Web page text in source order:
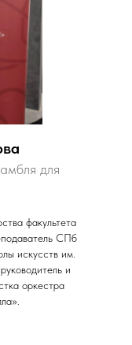
для
факультета
СПб
искусств им.
и
оркестра